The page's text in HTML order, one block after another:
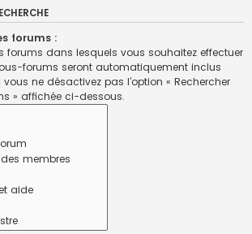
forums :
forums dans lesquels vous souhaitez effectuer
forums seront automatiquement inclus
ne désactivez pas l’option « Rechercher
» affichée ci-dessous.